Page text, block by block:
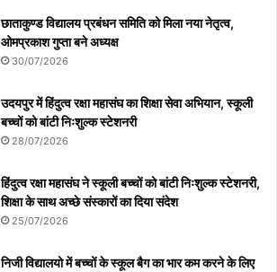
छाताकुण्ड विद्यालय प्रबंधन समिति को मिला नया नेतृत्व,
ओमप्रकाश गुप्ता बने अध्यक्ष
30/07/2026
उदयपुर में हिंदुत्व रक्षा महासंघ का शिक्षा सेवा अभियान, स्कूली
बच्चों को बांटी निःशुल्क स्टेशनरी
28/07/2026
हिंदुत्व रक्षा महासंघ ने स्कूली बच्चों को बांटी निःशुल्क स्टेशनरी,
शिक्षा के साथ अच्छे संस्कारों का दिया संदेश
25/07/2026
निजी विद्यालयो में बच्चों के स्कूल बैग का भार कम करने के लिए